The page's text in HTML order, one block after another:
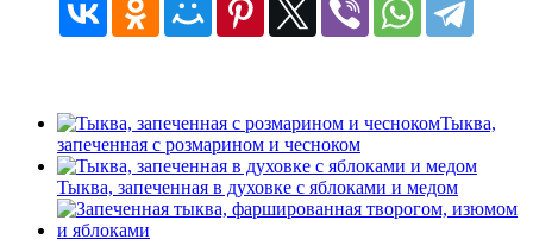
Тыква,
запеченная с розмарином и чесноком
Тыква, запеченная в духовке с яблоками и медом